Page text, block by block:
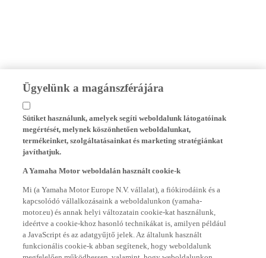
Ügyelünk a magánszférájára
Sütiket használunk, amelyek segíti weboldalunk látogatóinak
megértését, melynek köszönhetően weboldalunkat,
termékeinket, szolgáltatásainkat és marketing stratégiánkat
javíthatjuk.
A Yamaha Motor weboldalán használt cookie-k
Mi (a Yamaha Motor Europe N.V. vállalat), a fiókirodáink és a
kapcsolódó vállalkozásaink a weboldalunkon (yamaha-
motor.eu) és annak helyi változatain cookie-kat használunk,
ideértve a cookie-khoz hasonló technikákat is, amilyen például
a JavaScript és az adatgyűjtő jelek. Az általunk használt
funkcionális cookie-k abban segítenek, hogy weboldalunk
megfelelően működhessen, valamint, hogy weboldalunkon